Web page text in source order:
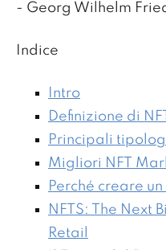
- Georg Wilhelm
Indice
Intro
Definizione di NFT
Principali
Migliori NFT
Perché creare un
NFTS: The Next
Retail